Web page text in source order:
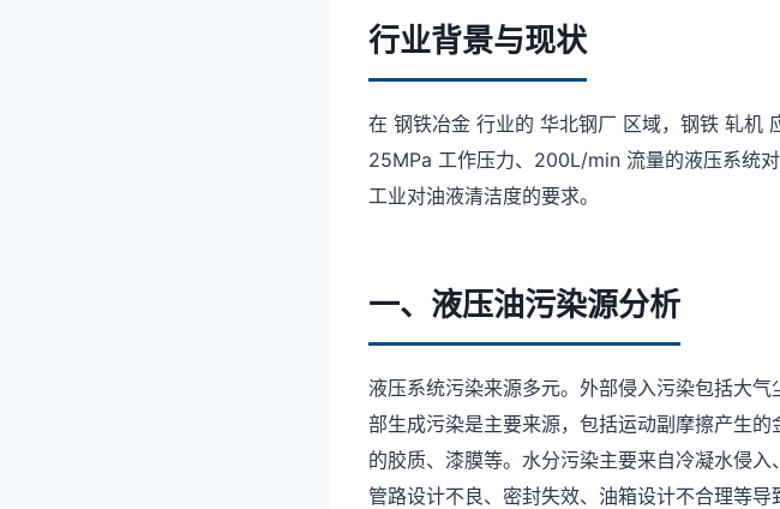
行业背景与现状
在 钢铁冶金 行业的 华北钢厂 区域，钢铁 轧机
25MPa 工作压力、200L/min 流量的液压系统
工业对油液清洁度的要求。
一、液压油污染源分析
液压系统污染来源多元。外部侵入污染包括大
部生成污染是主要来源，包括运动副摩擦产生
的胶质、漆膜等。水分污染主要来自冷凝水侵
管路设计不良、密封失效、油箱设计不合理等导